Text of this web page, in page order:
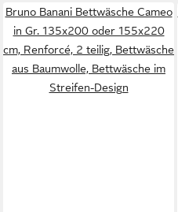
Bruno Banani Bettwäsche Cameo
in Gr. 135x200 oder 155x220
cm, Renforcé, 2 teilig, Bettwäsche
aus Baumwolle, Bettwäsche im
Streifen-Design